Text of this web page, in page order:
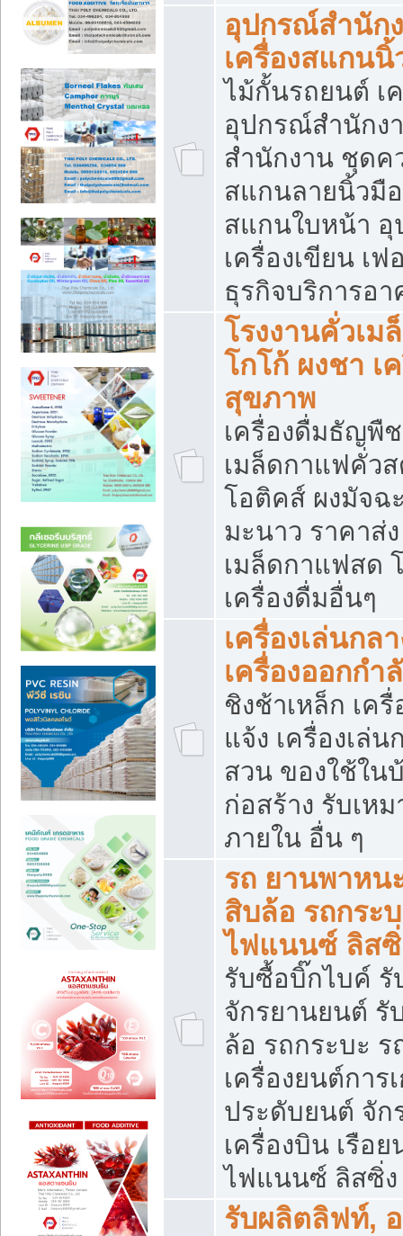
อุปกรณ์สำนัก
เครื่องสแกนนิ้
ไม้กั้นรถยนต์ เ
อุปกรณ์สำนักง
สำนักงาน ชุดค
สแกนลายนิ้วมื
สแกนใบหน้า
เครื่องเขียน เ
ธุรกิจบริการอ
โรงงานคั่วเม
โกโก้ ผงชา เ
สุขภาพ
เครื่องดื่มธัญพื
เมล็ดกาแฟคั่ว
โอติคส์ ผงมัจฉ
มะนาว ราคาส่
เมล็ดกาแฟสด
เครื่องดื่มอื่นๆ
เครื่องเล่นกล
เครื่องออกกำ
ชิงช้าเหล็ก เค
แจ้ง เครื่องเล่น
สวน ของใช้ใน
ก่อสร้าง รับเห
ภายใน อื่น ๆ
รถ ยานพาหน
สิบล้อ รถกระ
ไฟแนนซ์ ลิส
รับซื้อบิ๊กไบค์
จักรยานยนต์ รั
ล้อ รถกระบะ
เครื่องยนต์การ
ประดับยนต์ จัก
เครื่องบิน เรือ
ไฟแนนซ์ ลิสซิ่ง
รับผลิตลิฟท์,